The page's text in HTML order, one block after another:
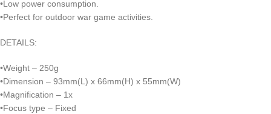
•Low power consumption.
•Perfect for outdoor war game activities.
DETAILS:
•Weight – 250g
•Dimension – 93mm(L) x 66mm(H) x 55mm(W)
•Magnification – 1x
•Focus type – Fixed